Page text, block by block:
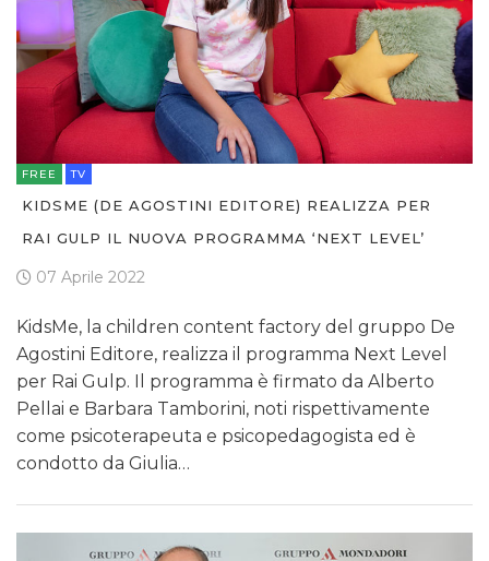
FREE TV
KIDSME (DE AGOSTINI EDITORE) REALIZZA PER
RAI GULP IL NUOVA PROGRAMMA ‘NEXT LEVEL’
07 Aprile 2022
KidsMe, la children content factory del gruppo De
Agostini Editore, realizza il programma Next Level
per Rai Gulp. Il programma è firmato da Alberto
Pellai e Barbara Tamborini, noti rispettivamente
come psicoterapeuta e psicopedagogista ed è
condotto da Giulia…